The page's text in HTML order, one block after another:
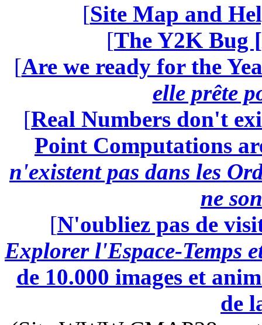
[Site Map and
[The Y2K Bug [
[Are we ready for the
elle prête
[Real Numbers don't
Point Computations
n'existent pas dans les
ne
[N'oubliez pas de
Explorer l'Espace-Temps
de 10.000 images et
de